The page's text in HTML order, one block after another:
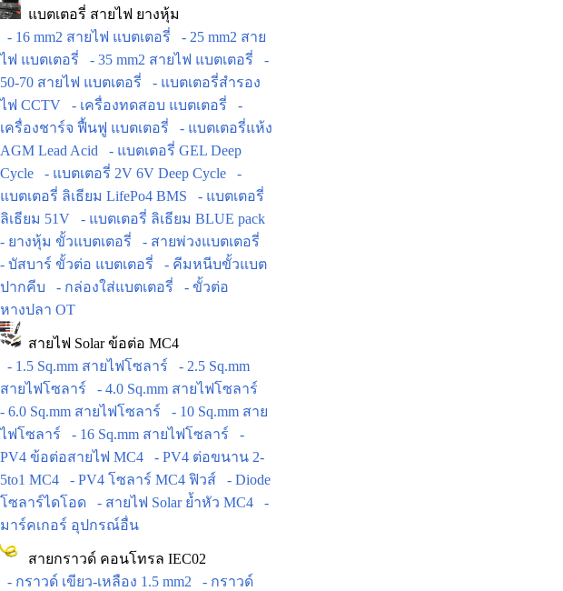
แบตเตอรี่ สายไฟ ยางหุ้ม
- 16 mm2 สายไฟ แบตเตอรี่
- 25 mm2 สาย
ไฟ แบตเตอรี่
- 35 mm2 สายไฟ แบตเตอรี่
-
50-70 สายไฟ แบตเตอรี่
- แบตเตอรี่สำรอง
ไฟ CCTV
- เครื่องทดสอบ แบตเตอรี่
-
เครื่องชาร์จ ฟื้นฟู แบตเตอรี่
- แบตเตอรี่แห้ง
AGM Lead Acid
- แบตเตอรี่ GEL Deep
Cycle
- แบตเตอรี่ 2V 6V Deep Cycle
-
แบตเตอรี่ ลิเธียม LifePo4 BMS
- แบตเตอรี่
ลิเธียม 51V
- แบตเตอรี่ ลิเธียม BLUE pack
- ยางหุ้ม ขั้วแบตเตอรี่
- สายพ่วงแบตเตอรี่
- บัสบาร์ ขั้วต่อ แบตเตอรี่
- คีมหนีบขั้วแบต
ปากคีบ
- กล่องใส่แบตเตอรี่
- ขั้วต่อ
หางปลา OT
สายไฟ Solar ข้อต่อ MC4
- 1.5 Sq.mm สายไฟโซลาร์
- 2.5 Sq.mm
สายไฟโซลาร์
- 4.0 Sq.mm สายไฟโซลาร์
- 6.0 Sq.mm สายไฟโซลาร์
- 10 Sq.mm สาย
ไฟโซลาร์
- 16 Sq.mm สายไฟโซลาร์
-
PV4 ข้อต่อสายไฟ MC4
- PV4 ต่อขนาน 2-
5to1 MC4
- PV4 โซลาร์ MC4 ฟิวส์
- Diode
โซลาร์ไดโอด
- สายไฟ Solar ย้ำหัว MC4
-
มาร์คเกอร์ อุปกรณ์อื่น
สายกราวด์ คอนโทรล IEC02
- กราวด์ เขียว-เหลือง 1.5 mm2
- กราวด์